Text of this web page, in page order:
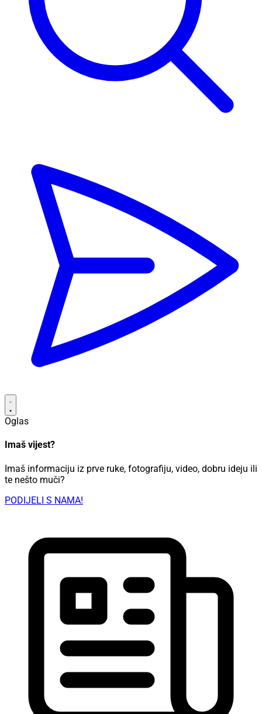
Oglas
Imaš vijest?
Imaš informaciju iz prve ruke, fotografiju, video, dobru ideju ili
te nešto muči?
PODIJELI S NAMA!